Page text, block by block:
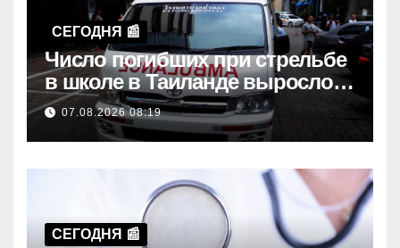
СЕГОДНЯ 📰
Число погибших при стрельбе
в школе в Таиланде выросло
до семи
07.08.2026 08:19
СЕГОДНЯ 📰